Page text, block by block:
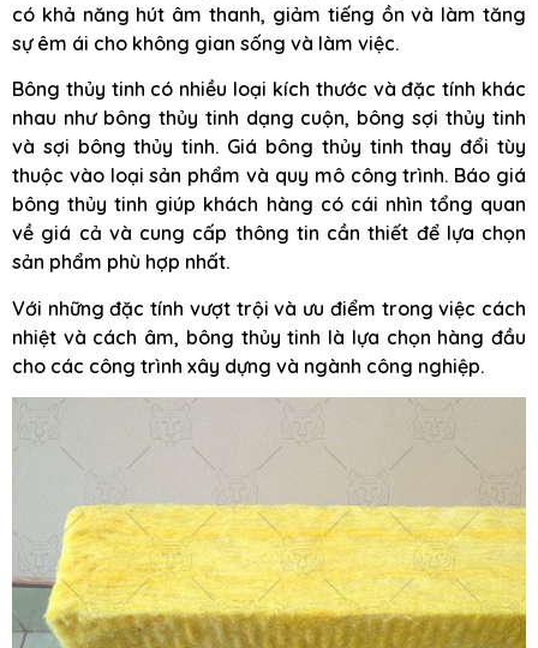
có khả năng hút âm thanh, giảm tiếng ồn và làm tăng
sự êm ái cho không gian sống và làm việc.
Bông thủy tinh có nhiều loại kích thước và đặc tính khác
nhau như bông thủy tinh dạng cuộn, bông sợi thủy tinh
và sợi bông thủy tinh. Giá bông thủy tinh thay đổi tùy
thuộc vào loại sản phẩm và quy mô công trình. Báo giá
bông thủy tinh giúp khách hàng có cái nhìn tổng quan
về giá cả và cung cấp thông tin cần thiết để lựa chọn
sản phẩm phù hợp nhất.
Với những đặc tính vượt trội và ưu điểm trong việc cách
nhiệt và cách âm, bông thủy tinh là lựa chọn hàng đầu
cho các công trình xây dựng và ngành công nghiệp.